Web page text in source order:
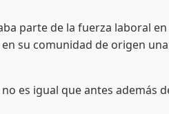
parte de la fuerza laboral
su comunidad de origen
es igual que antes además